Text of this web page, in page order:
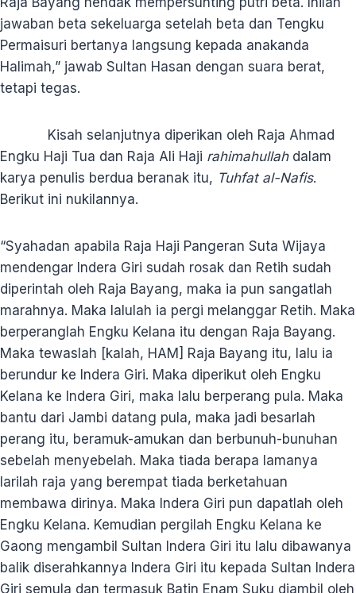
jawaban beta sekeluarga setelah beta dan Tengku
Permaisuri bertanya langsung kepada anakanda
Halimah,” jawab Sultan Hasan dengan suara berat,
tetapi tegas.
Kisah selanjutnya diperikan oleh Raja Ahmad
Engku Haji Tua dan Raja Ali Haji rahimahullah dalam
karya penulis berdua beranak itu, Tuhfat al-Nafis.
Berikut ini nukilannya.
“Syahadan apabila Raja Haji Pangeran Suta Wijaya
mendengar Indera Giri sudah rosak dan Retih sudah
diperintah oleh Raja Bayang, maka ia pun sangatlah
marahnya. Maka lalulah ia pergi melanggar Retih. Maka
berperanglah Engku Kelana itu dengan Raja Bayang.
Maka tewaslah [kalah, HAM] Raja Bayang itu, lalu ia
berundur ke Indera Giri. Maka diperikut oleh Engku
Kelana ke Indera Giri, maka lalu berperang pula. Maka
bantu dari Jambi datang pula, maka jadi besarlah
perang itu, beramuk-amukan dan berbunuh-bunuhan
sebelah menyebelah. Maka tiada berapa lamanya
larilah raja yang berempat tiada berketahuan
membawa dirinya. Maka Indera Giri pun dapatlah oleh
Engku Kelana. Kemudian pergilah Engku Kelana ke
Gaong mengambil Sultan Indera Giri itu lalu dibawanya
balik diserahkannya Indera Giri itu kepada Sultan Indera
Giri semula dan termasuk Batin Enam Suku diambil oleh